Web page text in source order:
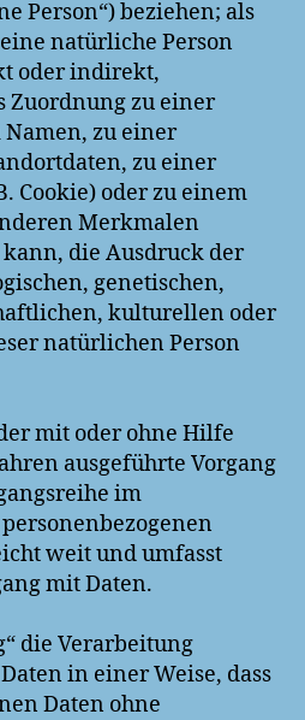
Person“) beziehen; als
natürliche Person
oder indirekt,
Zuordnung zu einer
zu einer
zu einer
Cookie) oder zu einem
Merkmalen
die Ausdruck der
genetischen,
kulturellen oder
natürlichen Person
mit oder ohne Hilfe
ausgeführte Vorgang
im
weit und umfasst
mit Daten.
die Verarbeitung
in einer Weise, dass
Daten ohne